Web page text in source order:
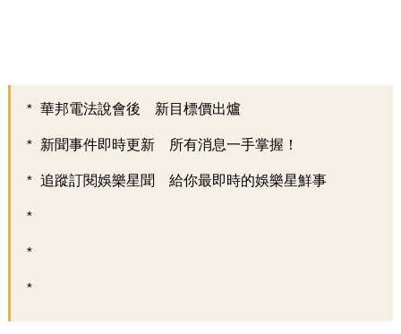
華邦電法說會後 新目標價出爐
新聞事件即時更新 所有消息一手掌握！
追蹤訂閱娛樂星聞 給你最即時的娛樂星鮮事